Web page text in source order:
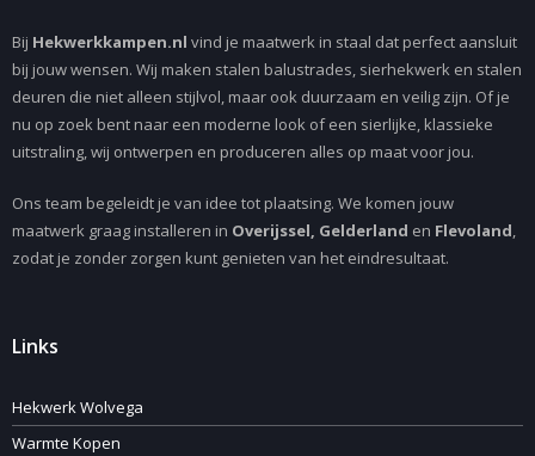
Bij Hekwerkkampen.nl vind je maatwerk in staal dat perfect aansluit
bij jouw wensen. Wij maken stalen balustrades, sierhekwerk en stalen
deuren die niet alleen stijlvol, maar ook duurzaam en veilig zijn. Of je
nu op zoek bent naar een moderne look of een sierlijke, klassieke
uitstraling, wij ontwerpen en produceren alles op maat voor jou.
Ons team begeleidt je van idee tot plaatsing. We komen jouw
maatwerk graag installeren in Overijssel, Gelderland en Flevoland,
zodat je zonder zorgen kunt genieten van het eindresultaat.
Links
Hekwerk Wolvega
Warmte Kopen